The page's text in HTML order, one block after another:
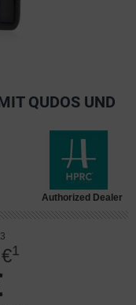
QUDOS UND
Authorized Dealer
1